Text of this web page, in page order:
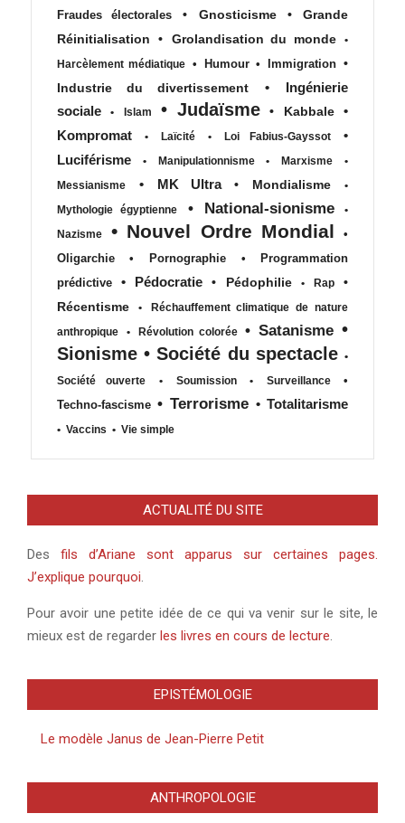
Fraudes électorales
• Gnosticisme •
Grande
Réinitialisation
• Grolandisation du monde
•
Harcèlement médiatique • Humour • Immigration •
Industrie du divertissement
•
Ingénierie
sociale
• Islam • Judaïsme • Kabbale
•
Kompromat
• Laïcité • Loi Fabius-Gayssot
•
Luciférisme
• Manipulationnisme • Marxisme
•
Messianisme
• MK Ultra • Mondialisme
•
Mythologie égyptienne
• National-sionisme
•
Nazisme
• Nouvel Ordre Mondial
•
Oligarchie
• Pornographie •
Programmation
prédictive
• Pédocratie • Pédophilie • Rap
•
Récentisme
•
Réchauffement climatique de nature
anthropique
• Révolution colorée • Satanisme •
Sionisme • Société du spectacle •
Société ouverte
• Soumission • Surveillance
•
Techno-fascisme • Terrorisme • Totalitarisme
• Vaccins • Vie simple
ACTUALITÉ DU SITE
Des fils d’Ariane sont apparus sur certaines pages.
J’explique pourquoi.
Pour avoir une petite idée de ce qui va venir sur le site, le
mieux est de regarder les livres en cours de lecture.
EPISTÉMOLOGIE
Le modèle Janus de Jean-Pierre Petit
ANTHROPOLOGIE